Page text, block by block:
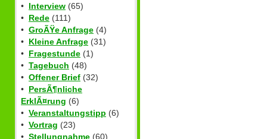
• Interview (65)
• Rede (111)
• GroÃŸe Anfrage (4)
• Kleine Anfrage (31)
• Fragestunde (1)
• Tagebuch (48)
• Offener Brief (32)
• PersÃ¶nliche
ErklÃ¤rung (6)
• Veranstaltungstipp (6)
• Vortrag (23)
• Stellungnahme (60)